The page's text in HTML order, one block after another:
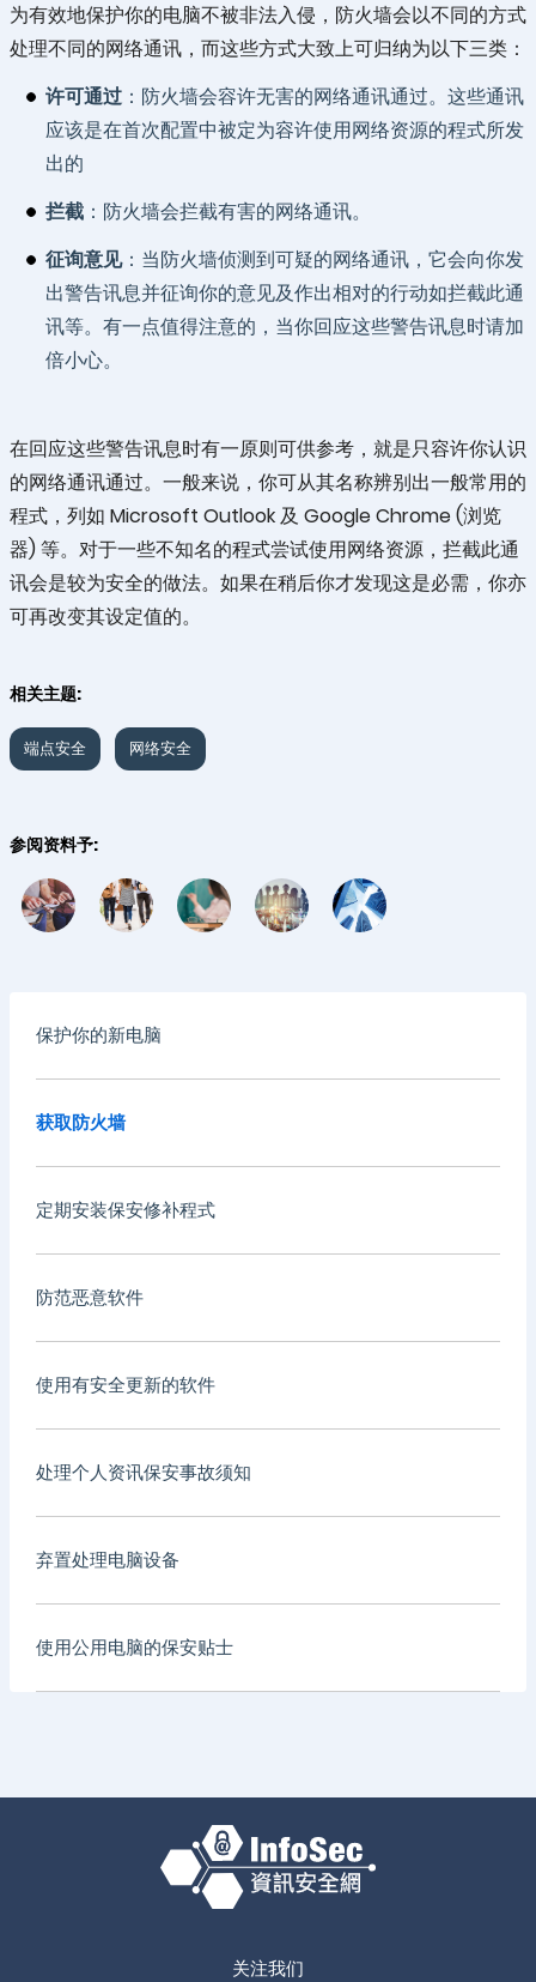
保护你的新电脑
获取防火墙
定期安装保安修补程式
防范恶意软件
使用有安全更新的软件
处理个人资讯保安事故须知
弃置处理电脑设备
使用公用电脑的保安贴士
为有效地保护你的电脑不被非法入侵，防火墙会以不同的方式
处理不同的网络通讯，而这些方式大致上可归纳为以下三类：
许可通过 ：防火墙会容许无害的网络通讯通过。这些通讯
应该是在首次配置中被定为容许使用网络资源的程式所发
出的
拦截 ：防火墙会拦截有害的网络通讯。
征询意见：当防火墙侦测到可疑的网络通讯，它会向你发
出警告讯息并征询你的意见及作出相对的行动如拦截此通
讯等。有一点值得注意的，当你回应这些警告讯息时请加
倍小心。
在回应这些警告讯息时有一原则可供参考，就是只容许你认识
的网络通讯通过。一般来说，你可从其名称辨别出一般常用的
程式，列如 Microsoft Outlook 及 Google Chrome (浏览
器) 等。对于一些不知名的程式尝试使用网络资源，拦截此通
讯会是较为安全的做法。如果在稍后你才发现这是必需，你亦
可再改变其设定值的。
相关主题:
端点安全 网络安全
参阅资料予:
关注我们